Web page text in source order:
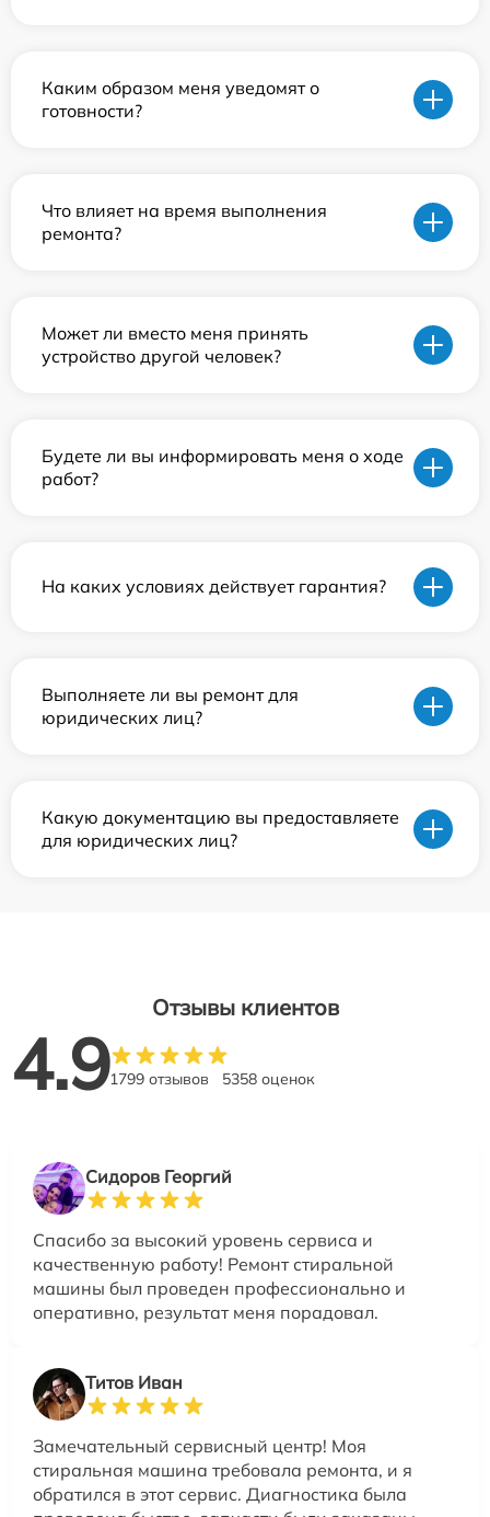
Каким образом меня уведомят о
готовности?
Что влияет на время выполнения
ремонта?
Может ли вместо меня принять
устройство другой человек?
Будете ли вы информировать меня о ходе
работ?
На каких условиях действует гарантия?
Выполняете ли вы ремонт для
юридических лиц?
Какую документацию вы предоставляете
для юридических лиц?
Отзывы клиентов
4.91799 отзывов 5358 оценок
Сидоров Георгий
Спасибо за высокий уровень сервиса и
качественную работу! Ремонт стиральной
машины был проведен профессионально и
оперативно, результат меня порадовал.
Титов Иван
Замечательный сервисный центр! Моя
стиральная машина требовала ремонта, и я
обратился в этот сервис. Диагностика была